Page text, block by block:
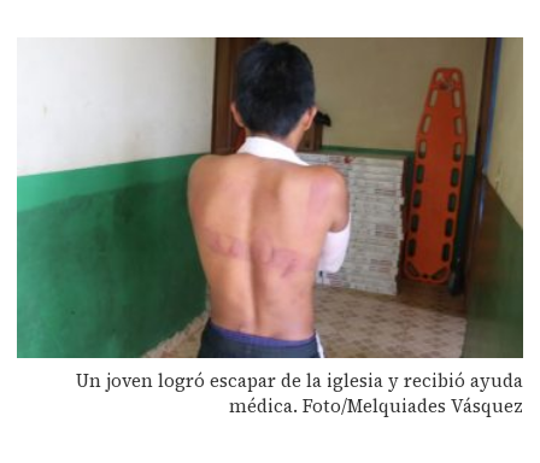
Un joven logró escapar de la iglesia y recibió ayuda
médica. Foto/Melquiades Vásquez